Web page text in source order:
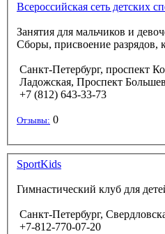
Всероссийская сеть детских
Занятия для мальчиков и
Сборы, присвоение разрядов,
Санкт-Петербург, проспект
Ладожская, Проспект
+7 (812) 643-33-73
Отзывы: 0
SportKids
Гимнастический клуб для
Санкт-Петербург,
+7-812-770-07-20